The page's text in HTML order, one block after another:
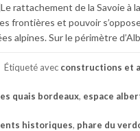
rattachement de la Savoie à
frontières et pouvoir
alpines. Sur le périmètre
Étiqueté avec constructions et
quais bordeaux, espace
historiques, phare du